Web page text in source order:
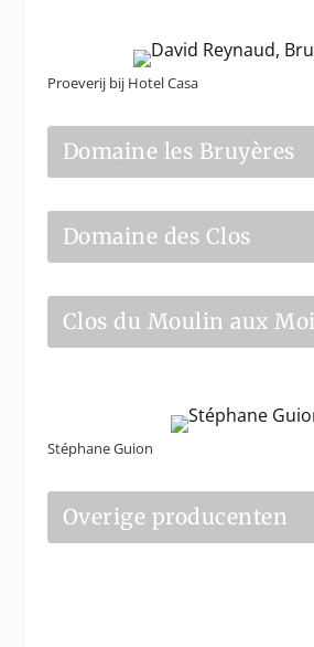
Proeverij bij Hotel Casa
Domaine les Bruyères
Domaine des Clos
Clos du Moulin aux
Stéphane Guion
Overige producenten